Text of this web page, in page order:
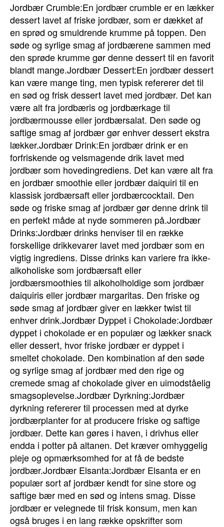
Jordbær Crumble:En jordbær crumble er en lækker
dessert lavet af friske jordbær, som er dækket af
en sprød og smuldrende krumme på toppen. Den
søde og syrlige smag af jordbærene sammen med
den sprøde krumme gør denne dessert til en favorit
blandt mange.Jordbær Dessert:En jordbær dessert
kan være mange ting, men typisk refererer det til
en sød og frisk dessert lavet med jordbær. Det kan
være alt fra jordbæris og jordbærkage til
jordbærmousse eller jordbærsalat. Den søde og
saftige smag af jordbær gør enhver dessert ekstra
lækker.Jordbær Drink:En jordbær drink er en
forfriskende og velsmagende drik lavet med
jordbær som hovedingrediens. Det kan være alt fra
en jordbær smoothie eller jordbær daiquiri til en
klassisk jordbærsaft eller jordbærcocktail. Den
søde og friske smag af jordbær gør denne drink til
en perfekt måde at nyde sommeren på.Jordbær
Drinks:Jordbær drinks henviser til en række
forskellige drikkevarer lavet med jordbær som en
vigtig ingrediens. Disse drinks kan variere fra ikke-
alkoholiske som jordbærsaft eller
jordbærsmoothies til alkoholholdige som jordbær
daiquiris eller jordbær margaritas. Den friske og
søde smag af jordbær giver en lækker twist til
enhver drink.Jordbær Dyppet i Chokolade:Jordbær
dyppet i chokolade er en populær og lækker snack
eller dessert, hvor friske jordbær er dyppet i
smeltet chokolade. Den kombination af den søde
og syrlige smag af jordbær med den rige og
cremede smag af chokolade giver en uimodståelig
smagsoplevelse.Jordbær Dyrkning:Jordbær
dyrkning refererer til processen med at dyrke
jordbærplanter for at producere friske og saftige
jordbær. Dette kan gøres i haven, i drivhus eller
endda i potter på altanen. Det kræver omhyggelig
pleje og opmærksomhed for at få de bedste
jordbær.Jordbær Elsanta:Jordbær Elsanta er en
populær sort af jordbær kendt for sine store og
saftige bær med en sød og intens smag. Disse
jordbær er velegnede til frisk konsum, men kan
også bruges i en lang række opskrifter som